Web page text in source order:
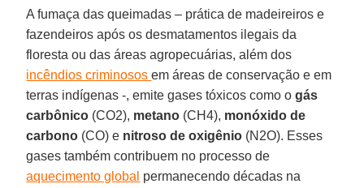
A fumaça das queimadas – prática de madeireiros e
fazendeiros após os desmatamentos ilegais da
floresta ou das áreas agropecuárias, além dos
incêndios criminososem áreas de conservação e em
terras indígenas -, emite gases tóxicos como ogás
carbônico (CO2), metano (CH4), monóxido de
carbono (CO) e nitroso de oxigênio (N2O). Esses
gases também contribuem no processo de
aquecimento global permanecendo décadas na